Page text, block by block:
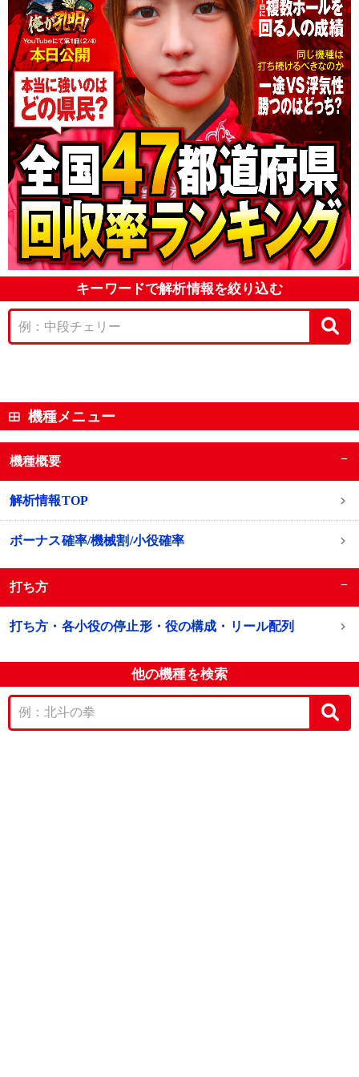
キーワードで解析情報を絞り込む
機種メニュー
機種概要 −
解析情報TOP
ボーナス確率/機械割/小役確率
打ち方 −
打ち方・各小役の停止形・役の構成・リール配列
他の機種を検索